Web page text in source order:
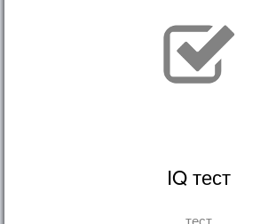
IQ тест
тест